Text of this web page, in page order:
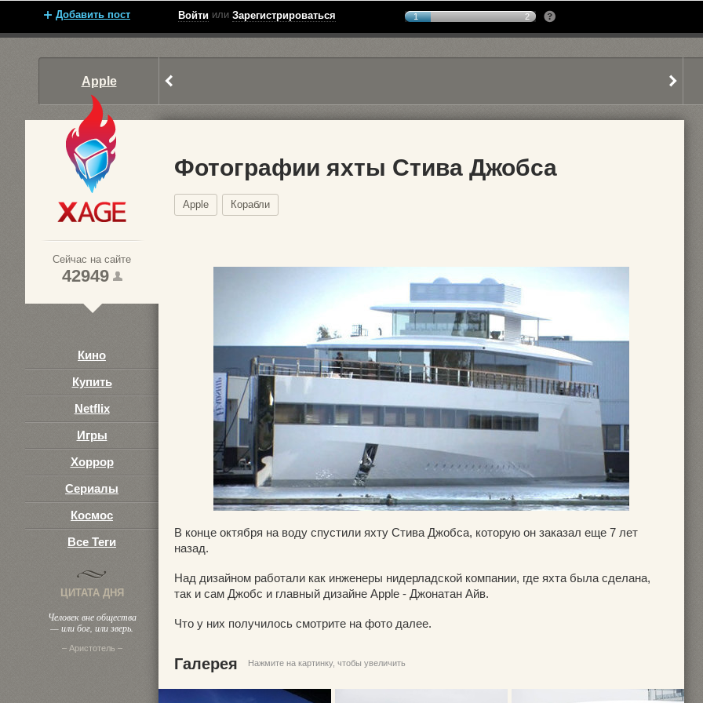
Добавить пост Войти или Зарегистрироваться 1 2
Apple
Сейчас на сайте
42949
Кино
Купить
Netflix
Игры
Хоррор
Сериалы
Космос
Все Теги
ЦИТАТА ДНЯ
Человек вне общества
— или бог, или зверь.
– Аристотель –
Фотографии яхты Стива Джобса
Apple Корабли
В конце октября на воду спустили яхту Стива Джобса, которую он заказал еще 7 лет
назад.
Над дизайном работали как инженеры нидерладской компании, где яхта была сделана,
так и сам Джобс и главный дизайне Apple - Джонатан Айв.
Что у них получилось смотрите на фото далее.
Галерея Нажмите на картинку, чтобы увеличить